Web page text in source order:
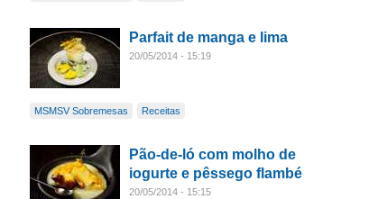
Parfait de manga e lima
20/05/2014 - 15:19
MSMSV Sobremesas Receitas
Pão-de-ló com molho de
iogurte e pêssego flambé
20/05/2014 - 15:15